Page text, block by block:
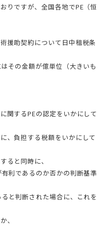
りですが、全国各地でPE（恒
援助契約について日中租税条
その金額が億単位（大きいも
関するPEの認定をいかにして
、負担する税額をいかにして
ると同時に、
利であるのか否かの判断基準
と判断された場合に、これを
、